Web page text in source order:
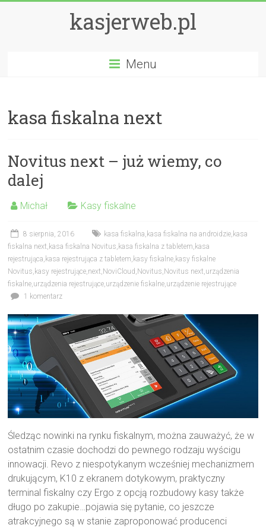
kasjerweb.pl
Menu
kasa fiskalna next
Novitus next – już wiemy, co
dalej
Michał Kasy fiskalne
8 sierpnia, 2016 kasa fiskalna, kasa fiskalna na androidzie, kasa
fiskalna next, kasa fiskalna Novitus, kasa fiskalna z tabletem, kasa
rejestrująca, kasa rejestrująca z tabletem, kasy fiskalne, kasy fiskalne
Novitus, kasy rejestrujące,next, NoviCloud , Novitus, Novitus next,urządzenia
fiskalne,urządzenia rejestrujące,urządzenie fiskalne,urządzenie rejestrujące
1 komentarz
Śledząc nowinki na rynku fiskalnym, można zauważyć, że w
ostatnim czasie dochodzi do pewnego rodzaju wyścigu
innowacji. Revo z niespotykanym wcześniej mechanizmem
drukującym, K10 z ekranem dotykowym, praktyczny
terminal fiskalny czy Ergo z opcją rozbudowy kasy także
długo po zakupie…pojawia się pytanie, co jeszcze
atrakcyjnego są w stanie zaproponować producenci